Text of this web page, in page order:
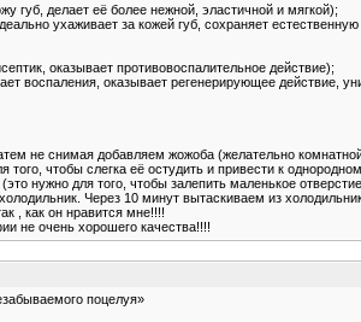
губ, делает её более нежной, эластичной и мягкой);
ухаживает за кожей губ, сохраняет
оказывает противовоспалительное действие);
воспаления, оказывает регенерирующее действие,
не снимая добавляем жожоба (желательно
того, чтобы слегка её остудить и привести к
нужно для того, чтобы залепить маленькое
Через 10 минут вытаскиваем из
, как он нравится мне!!!!
не очень хорошего качества!!!!
поцелуя»